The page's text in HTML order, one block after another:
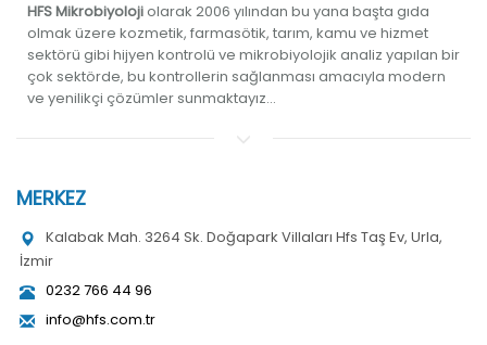
HFS Mikrobiyolojiolarak 2006 yılından bu yana başta gıda
olmak üzere kozmetik, farmasötik, tarım, kamu ve hizmet
sektörü gibi hijyen kontrolü ve mikrobiyolojik analiz yapılan bir
çok sektörde, bu kontrollerin sağlanması amacıyla modern
ve yenilikçi çözümler sunmaktayız...
MERKEZ
Kalabak Mah. 3264 Sk. Doğapark Villaları Hfs Taş Ev, Urla,
İzmir
0232 766 44 96
info@hfs.com.tr